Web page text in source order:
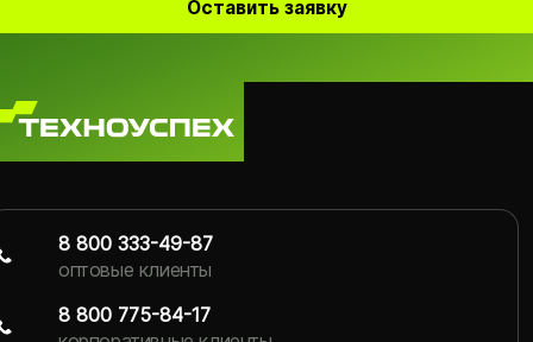
Оставить заявку
8 800 333-49-87
оптовые клиенты
8 800 775-84-17